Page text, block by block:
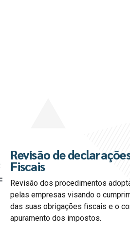
Revisão de
Fiscais
Revisão dos procedimentos
pelas empresas visando o
das suas obrigações fiscais e o
apuramento dos impostos.